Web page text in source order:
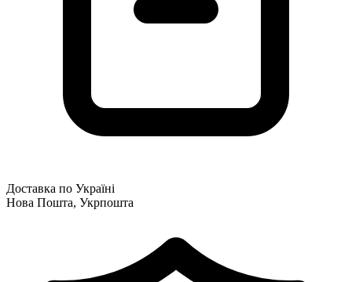
Доставка по Україні
Нова Пошта, Укрпошта